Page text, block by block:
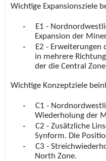
Wichtige Expansionsziele
-
E1 -
Expansion der
-
E2 -
in mehrere
der die Central
Wichtige Konzeptziele
-
C1 -
Wiederholung der
-
C2 - Zusätzliche
Synform. Die
-
C3 -
North Zone.